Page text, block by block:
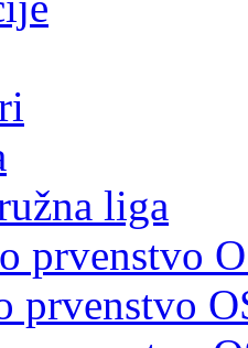
liga
prvenstvo
prvenstvo